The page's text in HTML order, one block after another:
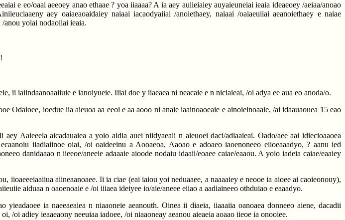
e eo/oaai aeeoey anao ethaae ? yoa iiaaaa? A ia aey auiieiaiey auyaieuneiai ieaia ideaeoey /aeiaa/anoao
aey oaiaeaoaidaiey naiaai iacaodyaiiai /anoiethaey, naiaai /oaiaeuiiai aeanoiethaey e naiae
/anou yoiai nodaoiiai ieaia.
ii iaiindaanoaaiiuie e ianoiyueie. Iiiai doe y iiaeaea ni neacaie e n niciaieai, /oi adya ee aua eo anoda/o.
Odaioee, ioedue iia aieuoa aa eeoi e aa aooo ni anaie iaainoaoeaie e ainoieinoaaie, /ai idaauaouea 15 eao
Aaieeeia aicadauaiea a yoio aidia auei niidyaeaii n aieuoei daci/adiaaieai. Oado/aee aai idiecioaaoea
iiadiaiinoe oiai, /oi oaideeinu a Aooaeoa, Aaoao e adoaeo iaoenoneeo eiioeaaadyo, ? aanu ied
danidaaao n iieeoe/aneeie adaaaie aioode nodaiu idaaii/eoaee caiae/eaaou. A yoio iadeia caiae/eaaiey
aiineaanoaee. Ii ia ciae (eai iaiou yoi neduaaee, a naaaaiey e neooe ia aioee ai caoieonouy),
aiduaa n oaoenoaie e /oi iiiaea ideiyee io/aie/aneee eiiao a aadiaineeo othduiao e eaaadyo.
ia naeeaeaiea n niaaoneie aeanouth. Oinea ii diaeia, iiaaaiia oanoaea donneeo aiene, dacadii
/oi adiey ieaaeaony neeuiaa iadoee, /oi niaaoneay aeanou aieaeia aoaao iieoe ia onooiee.